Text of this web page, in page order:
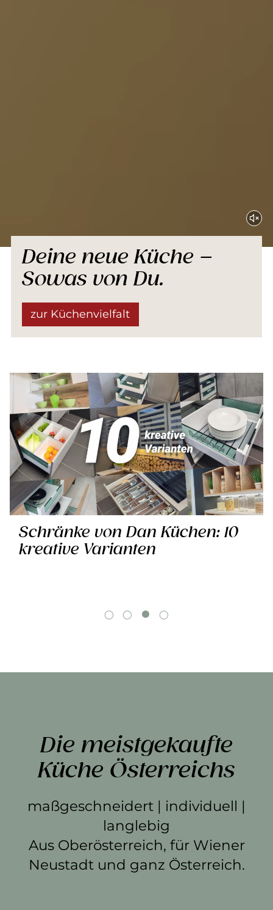
Deine neue Küche –
Sowas von Du.
zur Küchenvielfalt
Schränke von Dan Küchen: 10
kreative Varianten
Die meistgekaufte
Küche Österreichs
maßgeschneidert | individuell |
langlebig
Aus Oberösterreich, für Wiener
Neustadt und ganz Österreich.